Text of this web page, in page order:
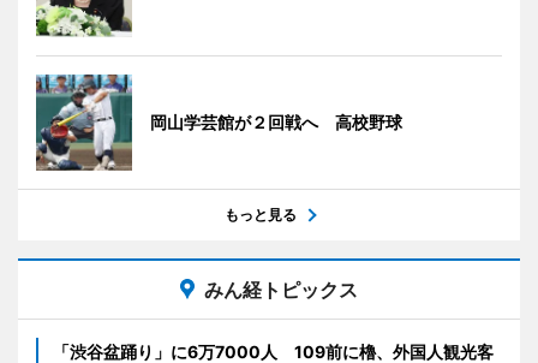
岡山学芸館が２回戦へ 高校野球
もっと見る
みん経トピックス
「渋谷盆踊り」に6万7000人 109前に櫓、外国人観光客